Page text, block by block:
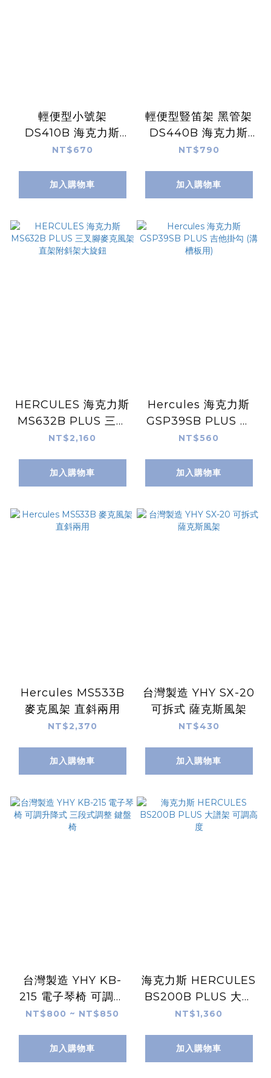
輕便型小號架
DS410B 海克力斯
HERCULES 可置入號
NT$670
加入購物車
輕便型豎笛架 黑管架
DS440B 海克力斯
HERCULES 可置入號
NT$790
加入購物車
HERCULES 海克力斯
MS632B PLUS 三叉
腳麥克風架 直架附斜
NT$2,160
加入購物車
Hercules 海克力斯
GSP39SB PLUS 吉
他掛勾 (溝槽板用)
NT$560
加入購物車
Hercules MS533B
麥克風架 直斜兩用
NT$2,370
加入購物車
台灣製造 YHY SX-20
可拆式 薩克斯風架
NT$430
加入購物車
台灣製造 YHY KB-
215 電子琴椅 可調升
降式 三段式調整 鍵盤
NT$800 ~ NT$850
加入購物車
海克力斯 HERCULES
BS200B PLUS 大譜
架 可調高度
NT$1,360
加入購物車